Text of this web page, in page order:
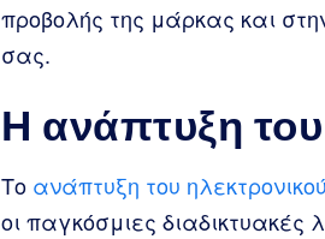
προβολής της μάρκας και
σας.
Η ανάπτυξη
Το ανάπτυξη του
οι παγκόσμιες